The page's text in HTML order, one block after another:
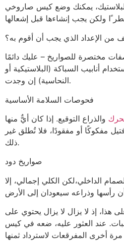
يمكنك وضع كيس صاروخي
من الإعداد الذي يجب أن أقوم به؟
مختصرة للصواريخ – عليك دائمًا
أنابيب السباكة (البلاستيكية أو
النحاسية) إن وجدت.
فحوصات السلامة الأساسية
والذراع التوقيع. إذا كان أيٌّ منها
مفكوكًا أو مفقودًا، فلا تُطلق غير
ذلك.
صواريخ دود
الداخلي،لكن الكلي إجمالي، إلا
هذا، إذ لا يزال لا يزال يحتوي على
عند العثور عليه، ضعه في كيس
مرة أخرى المفرقعات لاسترداد ثمنها